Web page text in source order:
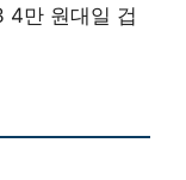
4만 원대일 겁